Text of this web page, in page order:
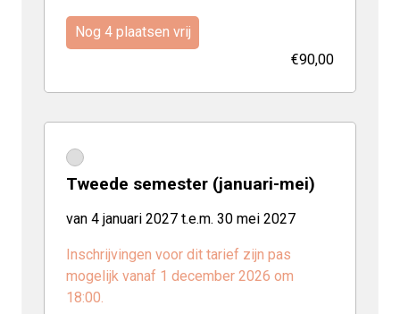
Nog 4 plaatsen vrij
€90,00
Tweede semester (januari-mei)
van 4 januari 2027 t.e.m. 30 mei 2027
Inschrijvingen voor dit tarief zijn pas
mogelijk vanaf 1 december 2026 om
18:00.